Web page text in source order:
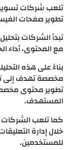
تلعب شركات
تطوير صفحات
تبدأ الشركات
مع المحتوى، أداء
بناءً على هذه
مخصصة تهدف إلى
تطوير محتوى
المستهدف.
كما تلعب الشركات
خلال إدارة
للمستخدمين.